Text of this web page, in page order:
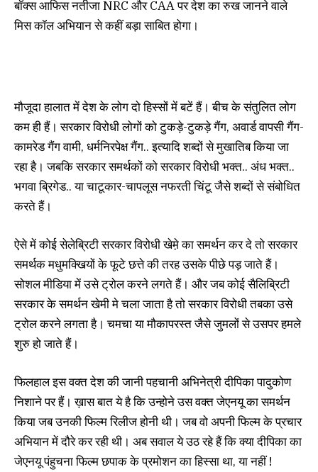
बॉक्स आफिस नतीजा NRC और CAA पर देश का रुख जानने वाले
मिस कॉल अभियान से कहीं बड़ा साबित होगा।
मौजूदा हालात में देश के लोग दो हिस्सों में बटें हैं। बीच के संतुलित लोग
कम ही हैं। सरकार विरोधी लोगों को टुकड़े-टुकड़े गैंग, अवार्ड वापसी गैंग-
कामरेड गैंग वामी, धर्मनिरपेक्ष गैंग.. इत्यादि शब्दों से मुखातिब किया जा
रहा है। जबकि सरकार समर्थकों को सरकार विरोधी भक्त.. अंध भक्त..
भगवा ब्रिगेड.. या चाटूकार-चापलूस नफरती चिंटू जैसे शब्दों से संबोधित
करते हैं।
ऐसे में कोई सेलेब्रिटी सरकार विरोधी खेम़े का समर्थन कर दे तो सरकार
समर्थक मधुमक्खियों के फूटे छत्ते की तरह उसके पीछे पड़ जाते हैं।
सोशल मीडिया में उसे ट्रोल करने लगते हैं। और जब कोई सैलिब्रिटी
सरकार के समर्थन खेमी मे चला जाता है तो सरकार विरोधी तबका उसे
ट्रोल करने लगता है। चमचा या मौकापरस्त जैसे जुमलों से उसपर हमले
शुरु हो जाते हैं।
फिलहाल इस वक्त देश की जानी पहचानी अभिनेत्री दीपिका पादुकोण
निशाने पर हैं। ख़ास बात ये है कि उन्होने उस वक्त जेएनयू का समर्थन
किया जब उनकी फिल्म रिलीज होनी थी। जब वो अपनी फिल्म के प्रचार
अभियान में दौरे कर रही थी। अब सवाल ये उठ रहे हैं कि क्या दीपिका का
जेएनयू पंहुचना फिल्म छपाक के प्रमोशन का हिस्सा था, या नहीं !